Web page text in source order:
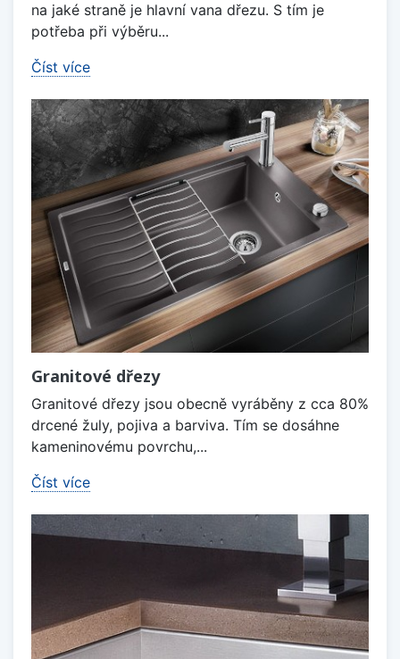
na jaké straně je hlavní vana dřezu. S tím je
potřeba při výběru...
Číst více
Granitové dřezy
Granitové dřezy jsou obecně vyráběny z cca 80%
drcené žuly, pojiva a barviva. Tím se dosáhne
kameninovému povrchu,...
Číst více